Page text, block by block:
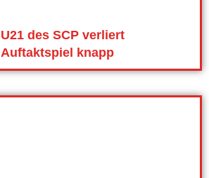
U21 des SCP verliert
Auftaktspiel knapp